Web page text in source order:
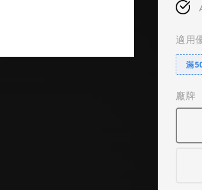
適用
滿
廠牌